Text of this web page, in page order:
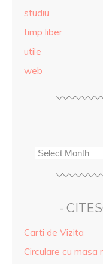
studiu
timp liber
utile
web
-
Carti de Vizita
Circulare cu masa